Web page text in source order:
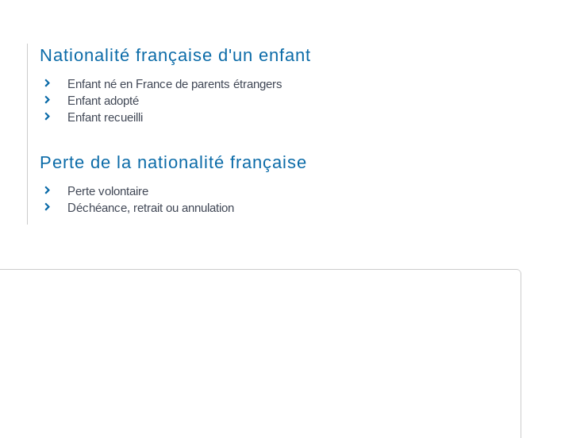
Nationalité française d'un enfant
Enfant né en France de parents étrangers
Enfant adopté
Enfant recueilli
Perte de la nationalité française
Perte volontaire
Déchéance, retrait ou annulation